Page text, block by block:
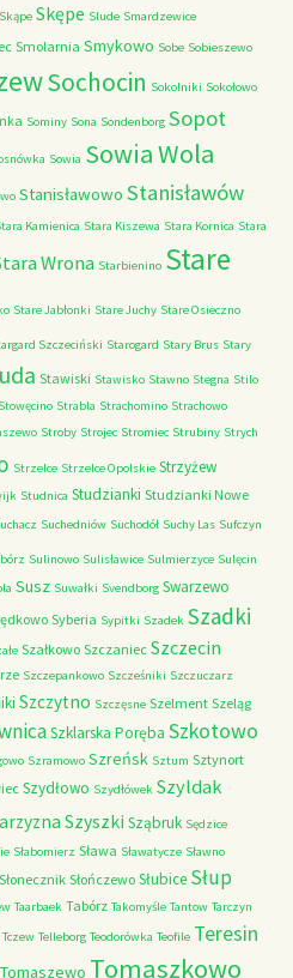
Skąpe Skępe Slude Smardzewice
Smolarnia Smykowo Sobe Sobieszewo
Sochocin Sokolniki Sokołowo
Sominy Sona Sondenborg Sopot
Sowia Sowia Wola
Stanisławowo Stanisławów
Kamienica Stara Kiszewa Stara Kornica Stara
Wrona Starbienino Stare
Stare Jabłonki Stare Juchy Stare Osieczno
Szczeciński Starogard Stary Brus Stary
Stawiski Stawisko Stawno Stegna Stilo
Stowęcino Strabla Strachomino Strachowo
Stroby Strojec Stromiec Strubiny Strych
Strzelce Strzelce Opolskie Strzyżew
Studnica Studzianki Studzianki Nowe
Suchedniów Suchodół Suchy Las Sufczyn
Sulinowo Sulisławice Sulmierzyce Sulęcin
Susz Suwałki Svendborg Swarzewo
Syberia Sypitki Szadek Szadki
Szałkowo Szczaniec Szczecin
Szczepankowo Szcześniki Szczuczarz
Szczytno Szczęsne Szelment Szeląg
Szklarska Poręba Szkotowo
Szramowo Szreńsk Sztum Sztynort
Szydłowo Szydłówek Szyldak
Szyszki Sząbruk Sędzice
Słabomierz Sława Sławatycze Sławno
Słonecznik Słończewo Słubice Słup
Taarbaek Tabórz Takomyśle Tantow Tarczyn
Tczew Telleborg Teodorówka Teofile Teresin
Tomaszewo Tomaszkowo